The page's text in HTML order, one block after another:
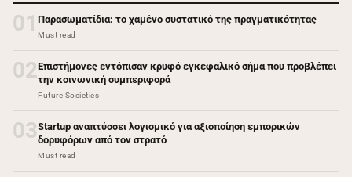
01 Παρασωματίδια: το χαμένο συστατικό της πραγματικότητας
Must read
02Επιστήμονες εντόπισαν κρυφό εγκεφαλικό σήμα που προβλέπει
την κοινωνική συμπεριφορά
Future Societies
03Startup αναπτύσσει λογισμικό για αξιοποίηση εμπορικών
δορυφόρων από τον στρατό
Must read